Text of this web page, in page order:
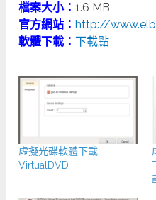
檔案大小：1.6 MB
官方網站： http://
軟體下載：下載點
虛擬光碟軟體下載
VirtualDVD